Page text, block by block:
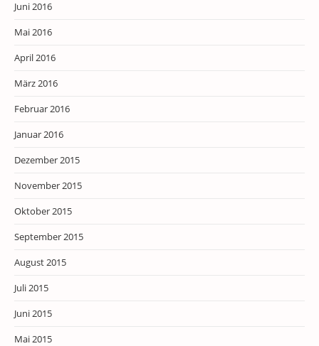
Juni 2016
Mai 2016
April 2016
März 2016
Februar 2016
Januar 2016
Dezember 2015
November 2015
Oktober 2015
September 2015
August 2015
Juli 2015
Juni 2015
Mai 2015